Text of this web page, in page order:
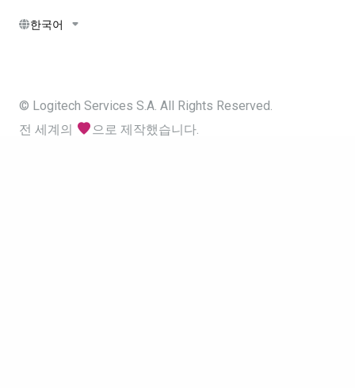
한국어
© Logitech Services S.A. All Rights Reserved.
전 세계의
으로 제작했습니다.